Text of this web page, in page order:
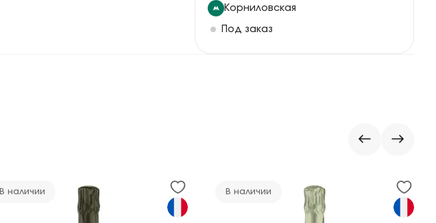
Корниловская
Под заказ
В наличии В наличии